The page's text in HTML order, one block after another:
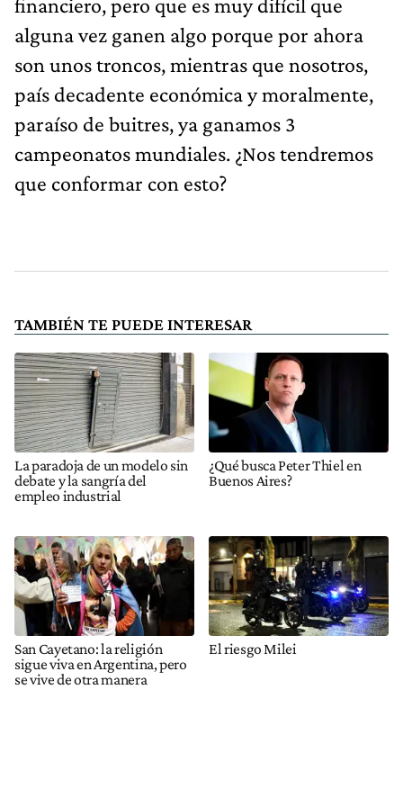
alguna vez ganen algo porque por ahora
son unos troncos, mientras que nosotros,
país decadente económica y moralmente,
paraíso de buitres, ya ganamos 3
campeonatos mundiales. ¿Nos tendremos
que conformar con esto?
TAMBIÉN TE PUEDE INTERESAR
La paradoja de un modelo sin
debate y la sangría del
empleo industrial
¿Qué busca Peter Thiel en
Buenos Aires?
San Cayetano: la religión
sigue viva en Argentina, pero
se vive de otra manera
El riesgo Milei